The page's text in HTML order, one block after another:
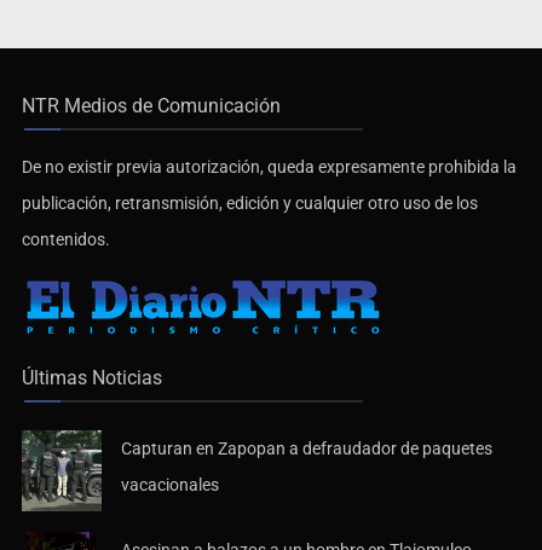
NTR Medios de Comunicación
De no existir previa autorización, queda expresamente prohibida la
publicación, retransmisión, edición y cualquier otro uso de los
contenidos.
Últimas Noticias
Capturan en Zapopan a defraudador de paquetes
vacacionales